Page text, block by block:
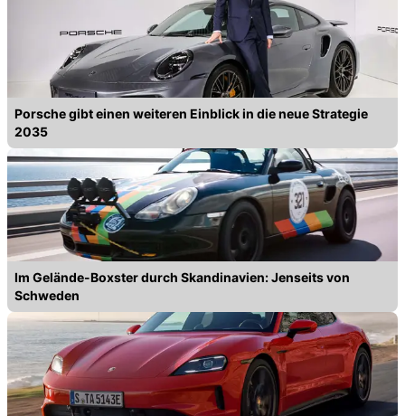
Porsche gibt einen weiteren Einblick in die neue Strategie
2035
Im Gelände-Boxster durch Skandinavien: Jenseits von
Schweden